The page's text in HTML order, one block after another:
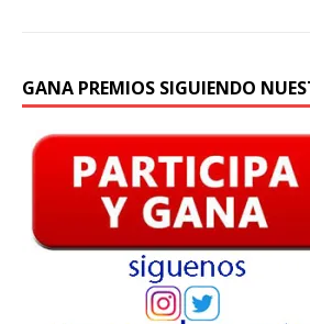
GANA PREMIOS SIGUIENDO